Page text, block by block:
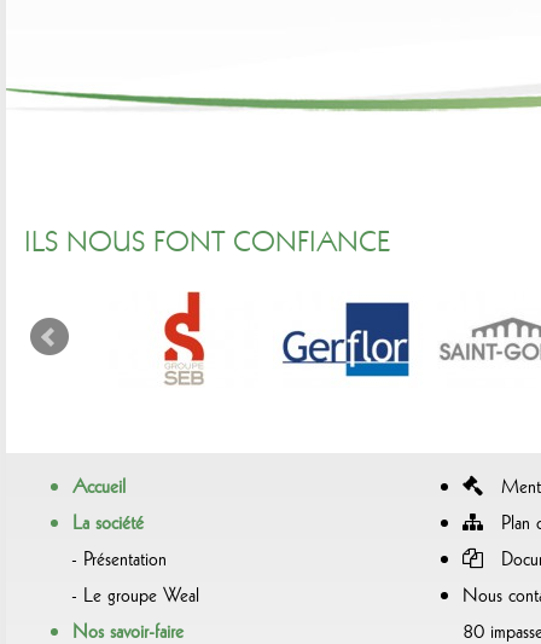
ILS NOUS FONT CONFIANCE
Accueil
La société
Présentation
Le groupe Weal
Nos savoir-faire
Plan
Nous
80